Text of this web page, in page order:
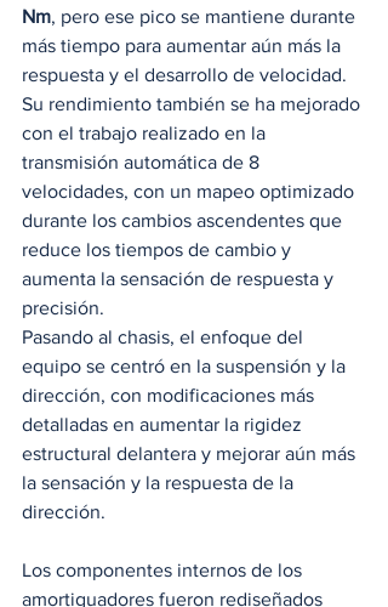
Nm, pero ese pico se mantiene durante
más tiempo para aumentar aún más la
respuesta y el desarrollo de velocidad.
Su rendimiento también se ha mejorado
con el trabajo realizado en la
transmisión automática de 8
velocidades, con un mapeo optimizado
durante los cambios ascendentes que
reduce los tiempos de cambio y
aumenta la sensación de respuesta y
precisión.
Pasando al chasis, el enfoque del
equipo se centró en la suspensión y la
dirección, con modificaciones más
detalladas en aumentar la rigidez
estructural delantera y mejorar aún más
la sensación y la respuesta de la
dirección.
Los componentes internos de los
amortiguadores fueron rediseñados